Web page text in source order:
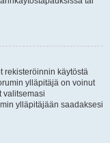
rekisteröinnin käytöstä
ylläpitäjä on voinut
valitsemasi
ylläpitäjään saadaksesi